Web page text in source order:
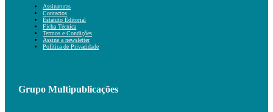
Assinaturas
Contactos
Estatuto Editorial
Ficha Técnica
Termos e Condições
Assine a newsletter
Política de Privacidade
Grupo Multipublicações